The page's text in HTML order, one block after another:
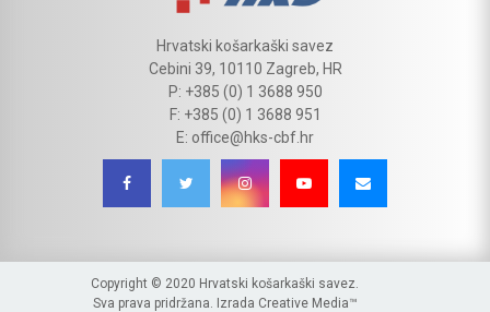
Hrvatski košarkaški savez
Cebini 39, 10110 Zagreb, HR
P: +385 (0) 1 3688 950
F: +385 (0) 1 3688 951
E: office@hks-cbf.hr
Copyright © 2020 Hrvatski košarkaški savez.
Sva prava pridržana. Izrada Creative Media™